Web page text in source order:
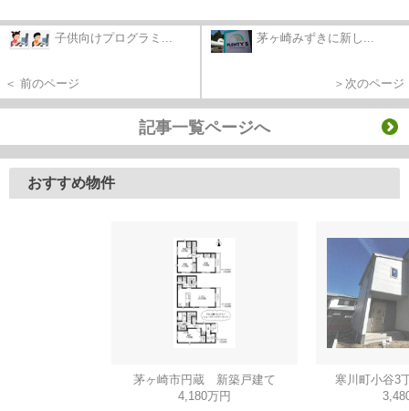
子供向けプログラミ...
＜ 前のページ
茅ヶ崎みずきに新し...
＞次のページ
記事一覧ページへ
おすすめ物件
茅ヶ崎市円蔵 新築戸建て
4,180万円
寒川町小谷3